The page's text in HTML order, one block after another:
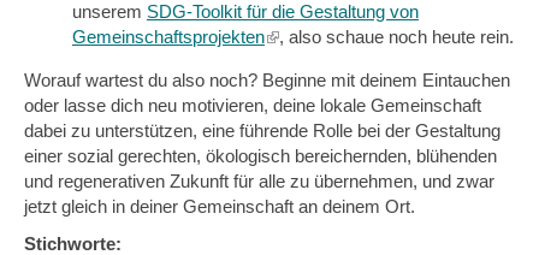
unserem SDG-Toolkit für die Gestaltung von
Gemeinschaftsprojekten(link
external)
, also schaue noch heute rein.
Worauf wartest du also noch? Beginne mit deinem Eintauchen
oder lasse dich neu motivieren, deine lokale Gemeinschaft
dabei zu unterstützen, eine führende Rolle bei der Gestaltung
einer sozial gerechten, ökologisch bereichernden, blühenden
und regenerativen Zukunft für alle zu übernehmen, und zwar
jetzt gleich in deiner Gemeinschaft an deinem Ort.
Stichworte: